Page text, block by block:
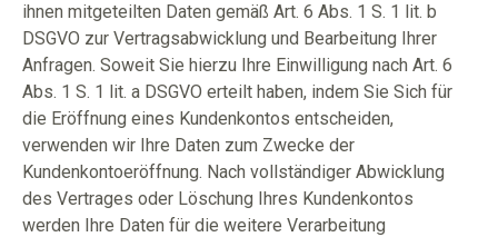
ihnen mitgeteilten Daten gemäß Art. 6 Abs. 1 S. 1 lit. b
DSGVO zur Vertragsabwicklung und Bearbeitung Ihrer
Anfragen. Soweit Sie hierzu Ihre Einwilligung nach Art. 6
Abs. 1 S. 1 lit. a DSGVO erteilt haben, indem Sie Sich für
die Eröffnung eines Kundenkontos entscheiden,
verwenden wir Ihre Daten zum Zwecke der
Kundenkontoeröffnung. Nach vollständiger Abwicklung
des Vertrages oder Löschung Ihres Kundenkontos
werden Ihre Daten für die weitere Verarbeitung